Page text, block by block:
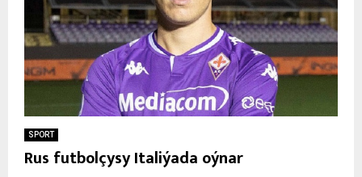
SPORT
Rus futbolçysy Italiýada oýnar